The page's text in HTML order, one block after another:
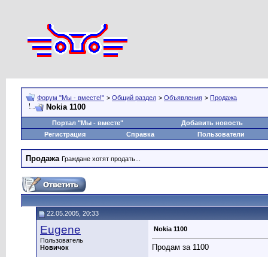
Форум "Мы - вместе!" > Общий раздел > Объявления > Продажа
Nokia 1100
Портал "Мы - вместе"
Добавить новость
Регистрация
Справка Пользователи
Продажа Граждане хотят продать...
22.05.2005, 20:33
Eugene
Пользователь
Новичок
Nokia 1100
Продам за 1100